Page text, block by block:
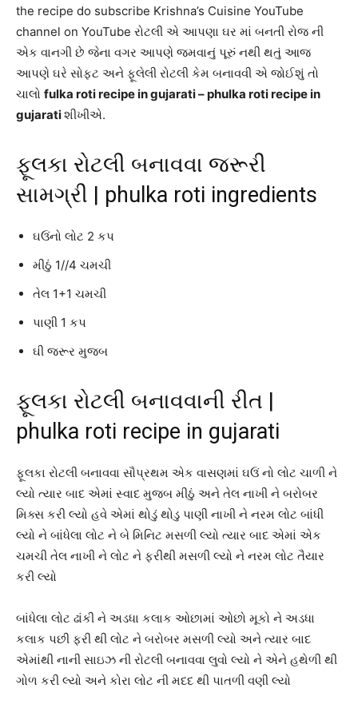
the recipe do subscribe Krishna’s Cuisine YouTube
channel on YouTube રોટલી એ આપણા ઘર માં બનતી રોજ ની
એક વાનગી છે જેના વગર આપણે જમવાનું પૂરું નથી થતું આજ
આપણે ઘરે સોફ્ટ અને ફૂલેલી રોટલી કેમ બનાવવી એ જોઈશું તો
ચાલો fulka roti recipe in gujarati – phulka roti recipe in
gujaratiશીખીએ.
ફૂલકા રોટલી બનાવવા જરૂરી
સામગ્રી | phulka roti ingredients
ઘઉંનો લોટ 2 કપ
મીઠું 1//4 ચમચી
તેલ 1+1 ચમચી
પાણી 1 કપ
ઘી જરૂર મુજબ
ફૂલકા રોટલી બનાવવાની રીત |
phulka roti recipe in gujarati
ફૂલકા રોટલી બનાવવા સૌપ્રથમ એક વાસણમાં ઘઉં નો લોટ ચાળી ને
લ્યો ત્યાર બાદ એમાં સ્વાદ મુજબ મીઠું અને તેલ નાખી ને બરોબર
મિક્સ કરી લ્યો હવે એમાં થોડું થોડુ પાણી નાખી ને નરમ લોટ બાંધી
લ્યો ને બાંધેલા લોટ ને બે મિનિટ મસળી લ્યો ત્યાર બાદ એમાં એક
ચમચી તેલ નાખી ને લોટ ને ફરીથી મસળી લ્યો ને નરમ લોટ તૈયાર
કરી લ્યો
બાંધેલા લોટ ઢાંકી ને અડધા કલાક ઓછામાં ઓછો મૂકો ને અડધા
કલાક પછી ફરી થી લોટ ને બરોબર મસળી લ્યો અને ત્યાર બાદ
એમાંથી નાની સાઇઝ ની રોટલી બનાવવા લુવો લ્યો ને એને હથેળી થી
ગોળ કરી લ્યો અને કોરા લોટ ની મદદ થી પાતળી વણી લ્યો